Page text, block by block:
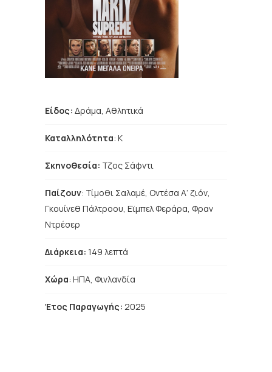
Είδος: Δράμα, Αθλητικά
Καταλληλότητα: Κ
Σκηνοθεσία: Τζος Σάφντι
Παίζουν: Τίμοθι Σαλαμέ, Οντέσα Α’ ζιόν,
Γκουίνεθ Πάλτροου, Εϊμπελ Φεράρα, Φραν
Ντρέσερ
Διάρκεια: 149 λεπτά
Χώρα: ΗΠΑ, Φινλανδία
Έτος Παραγωγής: 2025